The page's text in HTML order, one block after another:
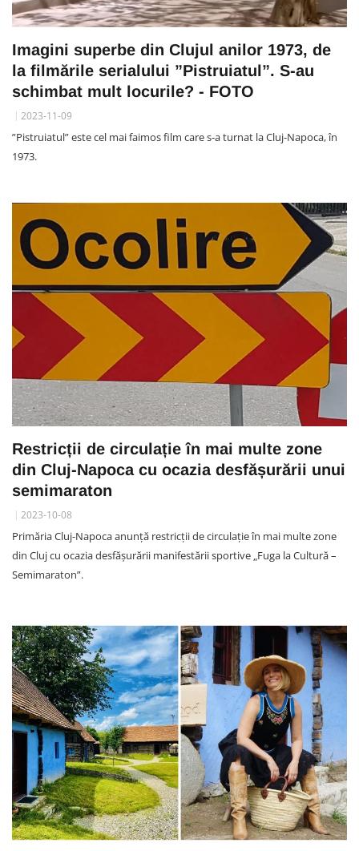
Imagini superbe din Clujul anilor 1973, de
la filmările serialului ”Pistruiatul”. S-au
schimbat mult locurile? - FOTO
2023-11-09
”Pistruiatul” este cel mai faimos film care s-a turnat la Cluj-Napoca, în
1973.
Restricții de circulație în mai multe zone
din Cluj-Napoca cu ocazia desfășurării unui
semimaraton
2023-10-08
Primăria Cluj-Napoca anunță restricții de circulație în mai multe zone
din Cluj cu ocazia desfășurării manifestării sportive „Fuga la Cultură –
Semimaraton”.